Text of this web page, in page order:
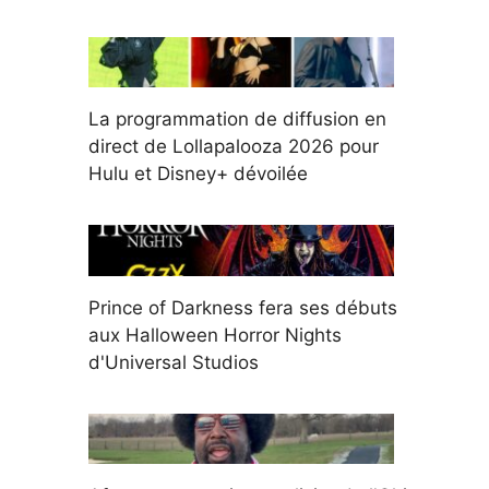
La programmation de diffusion en
direct de Lollapalooza 2026 pour
Hulu et Disney+ dévoilée
Prince of Darkness fera ses débuts
aux Halloween Horror Nights
d'Universal Studios